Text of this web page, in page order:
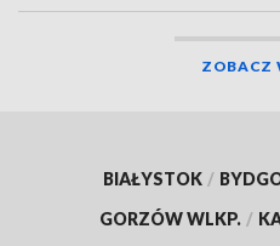
ZOBACZ
BIAŁYSTOK /
GORZÓW WLKP. /